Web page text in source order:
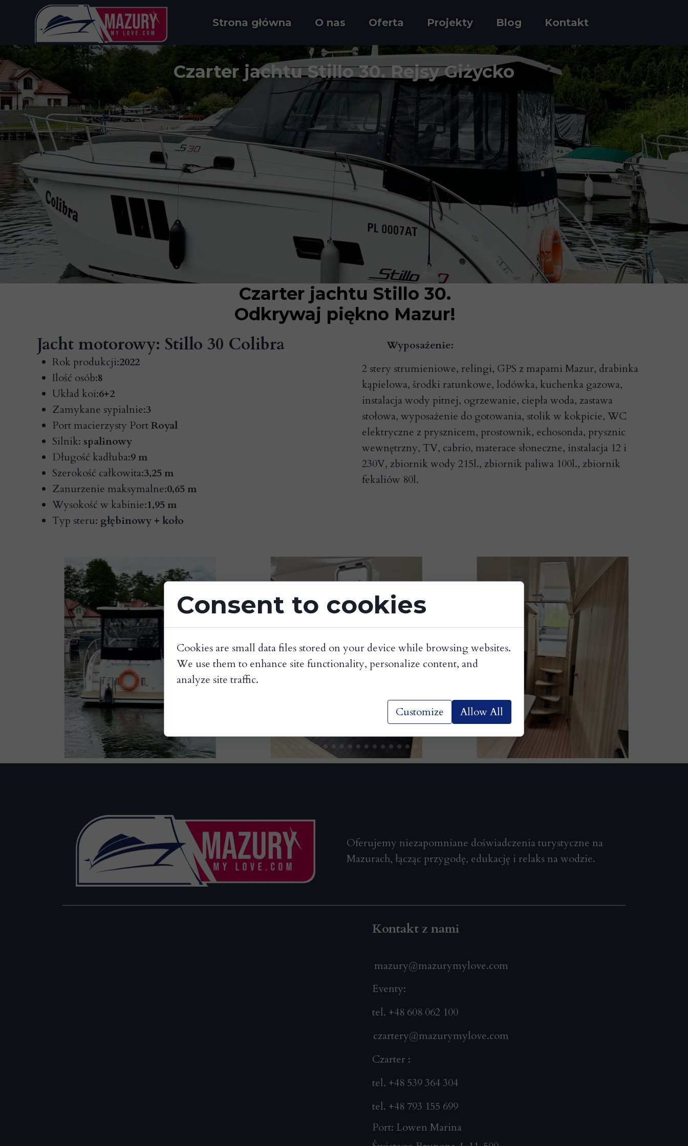
Strona główna O nas Oferta Projekty Blog Kontakt
Czarter jachtu Stillo 30. Rejsy Giżycko
Czarter jachtu Stillo 30.
Odkrywaj piękno Mazur!
Wyposażenie:
2 stery strumieniowe, relingi, GPS z mapami Mazur, drabinka
kąpielowa, środki ratunkowe, lodówka, kuchenka gazowa,
instalacja wody pitnej, ogrzewanie, ciepła woda, zastawa
stołowa, wyposażenie do gotowania, stolik w kokpicie, WC
elektryczne z prysznicem, prostownik, echosonda, prysznic
wewnętrzny, TV, cabrio, materace słoneczne, instalacja 12 i
230V, zbiornik wody 215l., zbiornik paliwa 100l., zbiornik
fekaliów 80l.
Jacht motorowy: Stillo 30 Colibra
Rok produkcji:2022
Ilość osób:8
Układ koi:6+2
Zamykane sypialnie:3
Port macierzysty PortRoyal
Silnik: spalinowy
Długość kadłuba:9 m
Szerokość całkowita:3,25 m
Zanurzenie maksymalne:0,65 m
Wysokość w kabinie:1,95 m
Typ steru: głębinowy + koło
Oferujemy niezapomniane doświadczenia turystyczne na
Mazurach, łącząc przygodę, edukację i relaks na wodzie.
czartery@mazurymylove.com
mazury@mazurymylove.com
Kontakt z nami
Eventy:
tel. +48 608 062 100
Czarter :
tel. +48 539 364 304
tel. +48 793 155 699
Port: Lowen Marina
Consent to cookies
Cookies are small data files stored on your device while browsing websites.
We use them to enhance site functionality, personalize content, and
analyze site traffic.
Customize Allow All